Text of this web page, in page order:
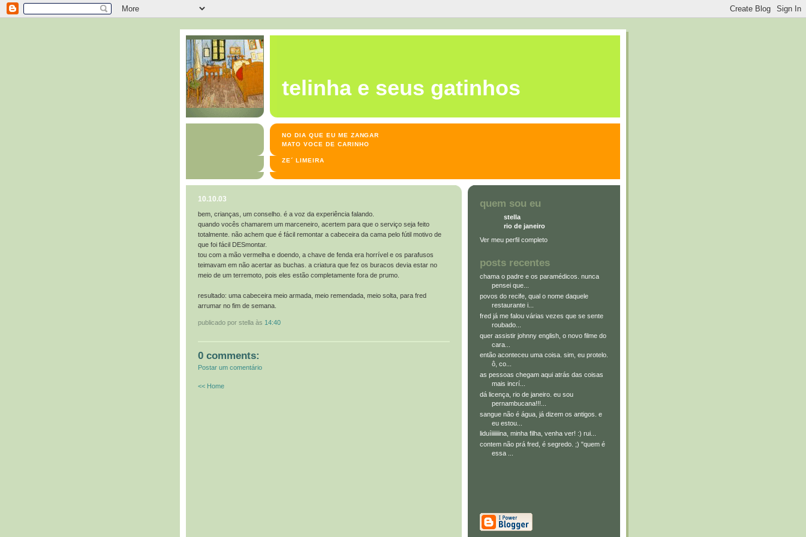
telinha e seus gatinhos
NO DIA QUE EU ME ZANGAR
MATO VOCE DE CARINHO
ZE´ LIMEIRA
10.10.03
bem, crianças, um conselho. é a voz da experiência falando.
quando vocês chamarem um marceneiro, acertem para que o serviço seja feito
totalmente. não achem que é fácil remontar a cabeceira da cama pelo fútil motivo de
que foi fácil DESmontar.
tou com a mão vermelha e doendo, a chave de fenda era horrível e os parafusos
teimavam em não acertar as buchas. a criatura que fez os buracos devia estar no
meio de um terremoto, pois eles estão completamente fora de prumo.
resultado: uma cabeceira meio armada, meio remendada, meio solta, para fred
arrumar no fim de semana.
publicado por stella às 14:40
0 comments:
Postar um comentário
<< Home
quem sou eu
stella
rio de janeiro
Ver meu perfil completo
posts recentes
chama o padre e os paramédicos. nunca
pensei que...
povos do recife, qual o nome daquele
restaurante i...
fred já me falou várias vezes que se sente
roubado...
quer assistir johnny english, o novo filme do
cara...
então aconteceu uma coisa. sim, eu protelo.
ô, co...
as pessoas chegam aqui atrás das coisas
mais incrí...
dá licença, rio de janeiro. eu sou
pernambucana!!!...
sangue não é água, já dizem os antigos. e
eu estou...
liduíiiiiiiina, minha filha, venha ver! :) rui...
contem não prá fred, é segredo. ;) "quem é
essa ...